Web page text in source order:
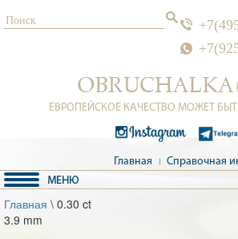
ЕВРОПЕЙСКОЕ КАЧЕСТВО МОЖЕТ
Главная Справочная
Главная \ 0.30 ct
3.9 mm